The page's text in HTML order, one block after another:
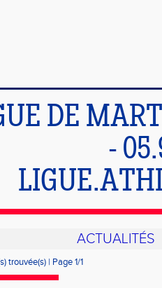
DE
-
ACTUALITÉS
trouvée(s) | Page 1/1